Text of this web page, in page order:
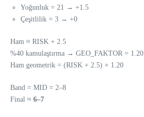
Yoğunluk = 21 → +1.5
Çeşitlilik = 3 → +0
Ham ≈ RISK + 2.5
%40 kamulaştırma → GEO_FAKTOR = 1.20
Ham geometrik = (RISK + 2.5) × 1.20
Band = MID = 2–8
Final ≈ 6–7